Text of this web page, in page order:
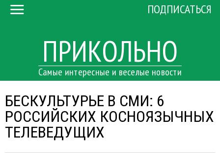
ПРИКОЛЬНО
Самые интересные и веселые новости
ПОДПИСАТЬСЯ
БЕСКУЛЬТУРЬЕ В СМИ: 6
РОССИЙСКИХ КОСНОЯЗЫЧНЫХ
ТЕЛЕВЕДУЩИХ